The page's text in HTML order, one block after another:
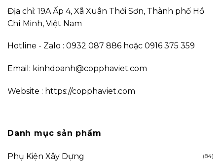
Địa chỉ: 19A Ấp 4, Xã Xuân Thới Sơn, Thành phố Hồ
Chí Minh, Việt Nam
Hotline - Zalo : 0932 087 886 hoặc 0916 375 359
Email: kinhdoanh@copphaviet.com
Website : https://copphaviet.com
Danh mục sản phẩm
Phụ Kiện Xây Dựng (84)